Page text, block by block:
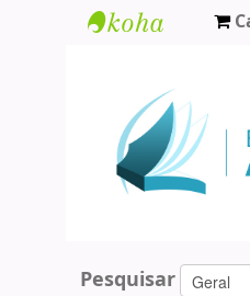
Agamenon
Magalhães
Pesquisar